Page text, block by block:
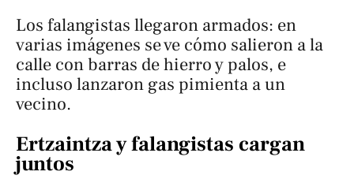
Los falangistas llegaron armados: en
varias imágenes se ve cómo salieron a la
calle con barras de hierro y palos, e
incluso lanzaron gas pimienta a un
vecino.
Ertzaintza y falangistas cargan
juntos